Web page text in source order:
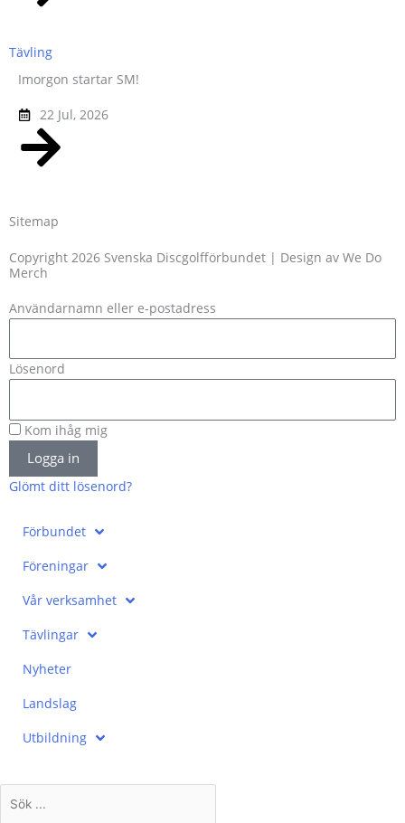
Tävling
Imorgon startar SM!
22 Jul, 2026
Copyright 2026 Svenska Discgolfförbundet | Design av We Do
Merch
Sitemap
Användarnamn eller e-postadress
Lösenord
Kom ihåg mig
Logga in
Glömt ditt lösenord?
Förbundet
Föreningar
Vår verksamhet
Tävlingar
Nyheter
Landslag
Utbildning